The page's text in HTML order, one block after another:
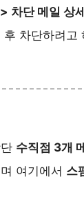
차단 메일 상
차단하려고
수직점 3개
여기에서 스